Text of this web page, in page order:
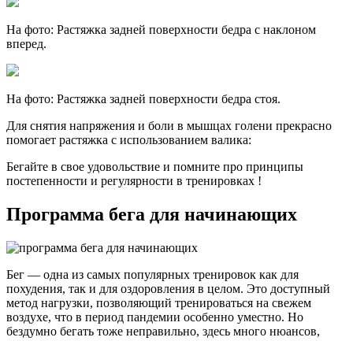
На фото: Растяжка задней поверхности бедра с наклоном
вперед.
На фото: Растяжка задней поверхности бедра стоя.
Для снятия напряжения и боли в мышцах голени прекрасно
помогает растяжка с использованием валика:
Бегайте в свое удовольствие и помните про принципы
постепенности и регулярности в тренировках !
Программа бега для начинающих
Бег — одна из самых популярных тренировок как для
похудения, так и для оздоровления в целом. Это доступный
метод нагрузки, позволяющий тренироваться на свежем
воздухе, что в период пандемии особенно уместно. Но
бездумно бегать тоже неправильно, здесь много нюансов,